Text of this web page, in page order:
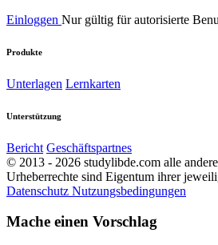
Einloggen Nur gültig für autorisierte
Produkte
Unterlagen Lernkarten
Unterstützung
Bericht Geschäftspartnes
© 2013 - 2026 studylibde.com alle
Urheberrechte sind Eigentum ihrer
Datenschutz Nutzungsbedingungen
Mache einen Vorschlag